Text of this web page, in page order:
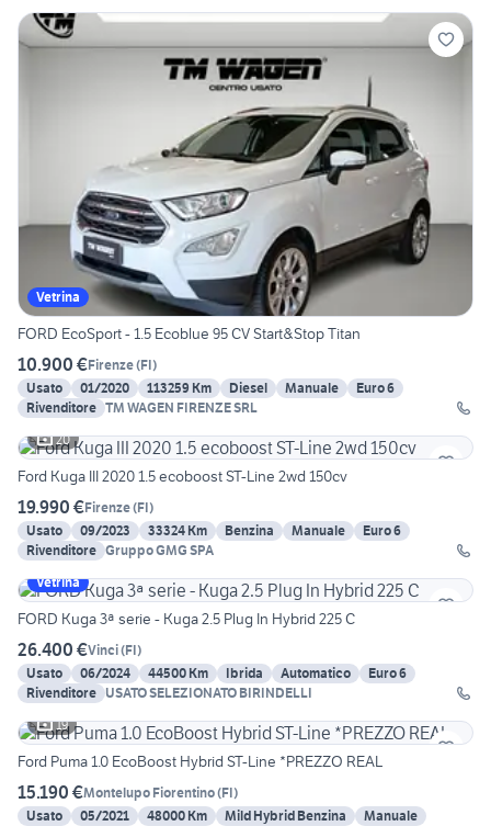
Vetrina
FORD EcoSport - 1.5 Ecoblue 95 CV Start&Stop Titan
10.900 €Firenze(FI)
Usato
01/2020 113259 Km Diesel Manuale
Euro 6
Rivenditore TM WAGEN FIRENZE SRL
20
Ford Kuga III 2020 1.5 ecoboost ST-Line 2wd 150cv
19.990 €Firenze(FI)
Usato
09/2023 33324 Km Benzina Manuale
Euro 6
Rivenditore Gruppo GMG SPA
Vetrina
FORD Kuga 3ª serie - Kuga 2.5 Plug In Hybrid 225 C
26.400 €Vinci(FI)
Usato
06/2024 44500 Km Ibrida Automatico
Euro 6
Rivenditore USATO SELEZIONATO BIRINDELLI
19
Ford Puma 1.0 EcoBoost Hybrid ST-Line *PREZZO REAL
15.190 €Montelupo Fiorentino(FI)
Usato
05/2021 48000 Km Mild Hybrid Benzina
Manuale